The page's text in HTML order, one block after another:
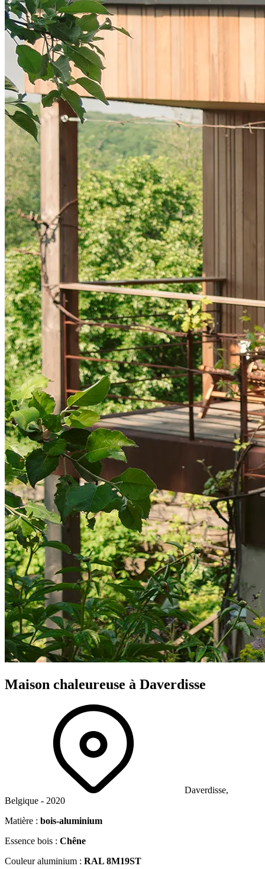
Maison chaleureuse à Daverdisse
Daverdisse,
Belgique - 2020
Matière : bois-aluminium
Essence bois : Chêne
Couleur aluminium : RAL 8M19ST